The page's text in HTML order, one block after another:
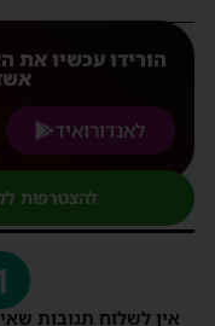
הורידו עכשיו את
לאנדורואיד
להצטרפות
1
אין לשלוח תגובות